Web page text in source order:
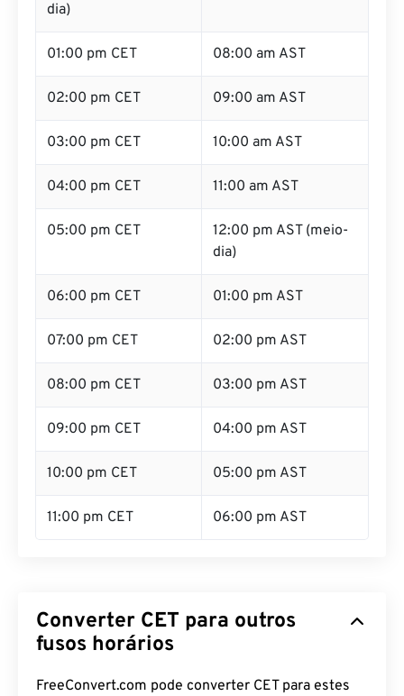
dia)
01:00 pm CET 08:00 am AST
02:00 pm CET 09:00 am AST
03:00 pm CET 10:00 am AST
04:00 pm CET 11:00 am AST
05:00 pm CET
12:00 pm AST (meio-
dia)
06:00 pm CET 01:00 pm AST
07:00 pm CET 02:00 pm AST
08:00 pm CET 03:00 pm AST
09:00 pm CET 04:00 pm AST
10:00 pm CET 05:00 pm AST
11:00 pm CET 06:00 pm AST
Converter CET para outros
fusos horários
FreeConvert.com pode converter CET para estes